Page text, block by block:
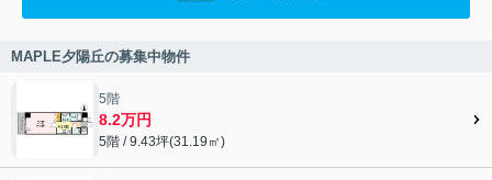
MAPLE夕陽丘の募集中物件
5階
8.2万円
5階 / 9.43坪(31.19㎡)